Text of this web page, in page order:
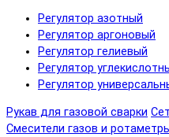
Регулятор азотный
Регулятор аргоновый
Регулятор гелиевый
Регулятор
Регулятор
Рукав для газовой сварки
Смесители газов и